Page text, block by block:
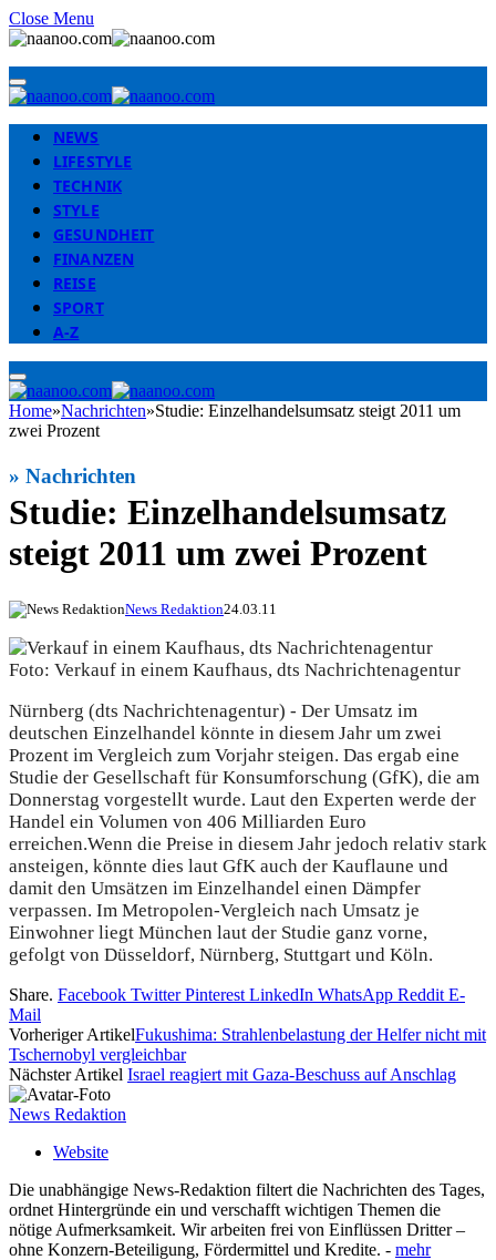
Close Menu
NEWS
LIFESTYLE
TECHNIK
STYLE
GESUNDHEIT
FINANZEN
REISE
SPORT
A-Z
Home»Nachrichten»Studie: Einzelhandelsumsatz steigt 2011 um
zwei Prozent
Studie: Einzelhandelsumsatz
steigt 2011 um zwei Prozent
» Nachrichten
News Redaktion24.03.11
Foto: Verkauf in einem Kaufhaus, dts Nachrichtenagentur
Nürnberg (dts Nachrichtenagentur) - Der Umsatz im
deutschen Einzelhandel könnte in diesem Jahr um zwei
Prozent im Vergleich zum Vorjahr steigen. Das ergab eine
Studie der Gesellschaft für Konsumforschung (GfK), die am
Donnerstag vorgestellt wurde. Laut den Experten werde der
Handel ein Volumen von 406 Milliarden Euro
erreichen.Wenn die Preise in diesem Jahr jedoch relativ stark
ansteigen, könnte dies laut GfK auch der Kauflaune und
damit den Umsätzen im Einzelhandel einen Dämpfer
verpassen. Im Metropolen-Vergleich nach Umsatz je
Einwohner liegt München laut der Studie ganz vorne,
gefolgt von Düsseldorf, Nürnberg, Stuttgart und Köln.
Share. Facebook Twitter Pinterest LinkedIn WhatsApp Reddit E-
Mail
Vorheriger ArtikelFukushima: Strahlenbelastung der Helfer nicht mit
Tschernobyl vergleichbar
Nächster Artikel Israel reagiert mit Gaza-Beschuss auf Anschlag
News Redaktion
Website
Die unabhängige News-Redaktion filtert die Nachrichten des Tages,
ordnet Hintergründe ein und verschafft wichtigen Themen die
nötige Aufmerksamkeit. Wir arbeiten frei von Einflüssen Dritter –
ohne Konzern-Beteiligung, Fördermittel und Kredite. - mehr